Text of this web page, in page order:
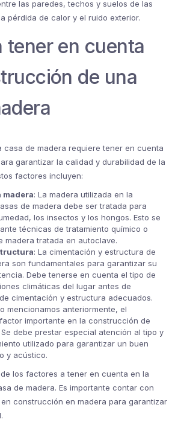
las paredes, techos y suelos de las
pérdida de calor y el ruido exterior.
tener en cuenta
de una
casa de madera requiere tener en cuenta
garantizar la calidad y durabilidad de la
factores incluyen:
madera: La madera utilizada en la
de madera debe ser tratada para
los insectos y los hongos. Esto se
técnicas de tratamiento químico o
madera tratada en autoclave.
: La cimentación y estructura de
son fundamentales para garantizar su
Debe tenerse en cuenta el tipo de
climáticas del lugar antes de
cimentación y estructura adecuados.
mencionamos anteriormente, el
importante en la construcción de
debe prestar especial atención al tipo y
utilizado para garantizar un buen
y acústico.
los factores a tener en cuenta en la
de madera. Es importante contar con
construcción en madera para garantizar